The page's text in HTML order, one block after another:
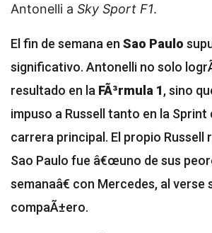
Antonelli a Sky Sport F1.
El fin de semana en Sao Paulo
significativo. Antonelli no solo
resultado en la FÃ³rmula 1, sino
impuso a Russell tanto en la Sprint
carrera principal. El propio Russell
Sao Paulo fue â€œuno de sus
semanaâ€ con Mercedes, al verse
compaÃ±ero.